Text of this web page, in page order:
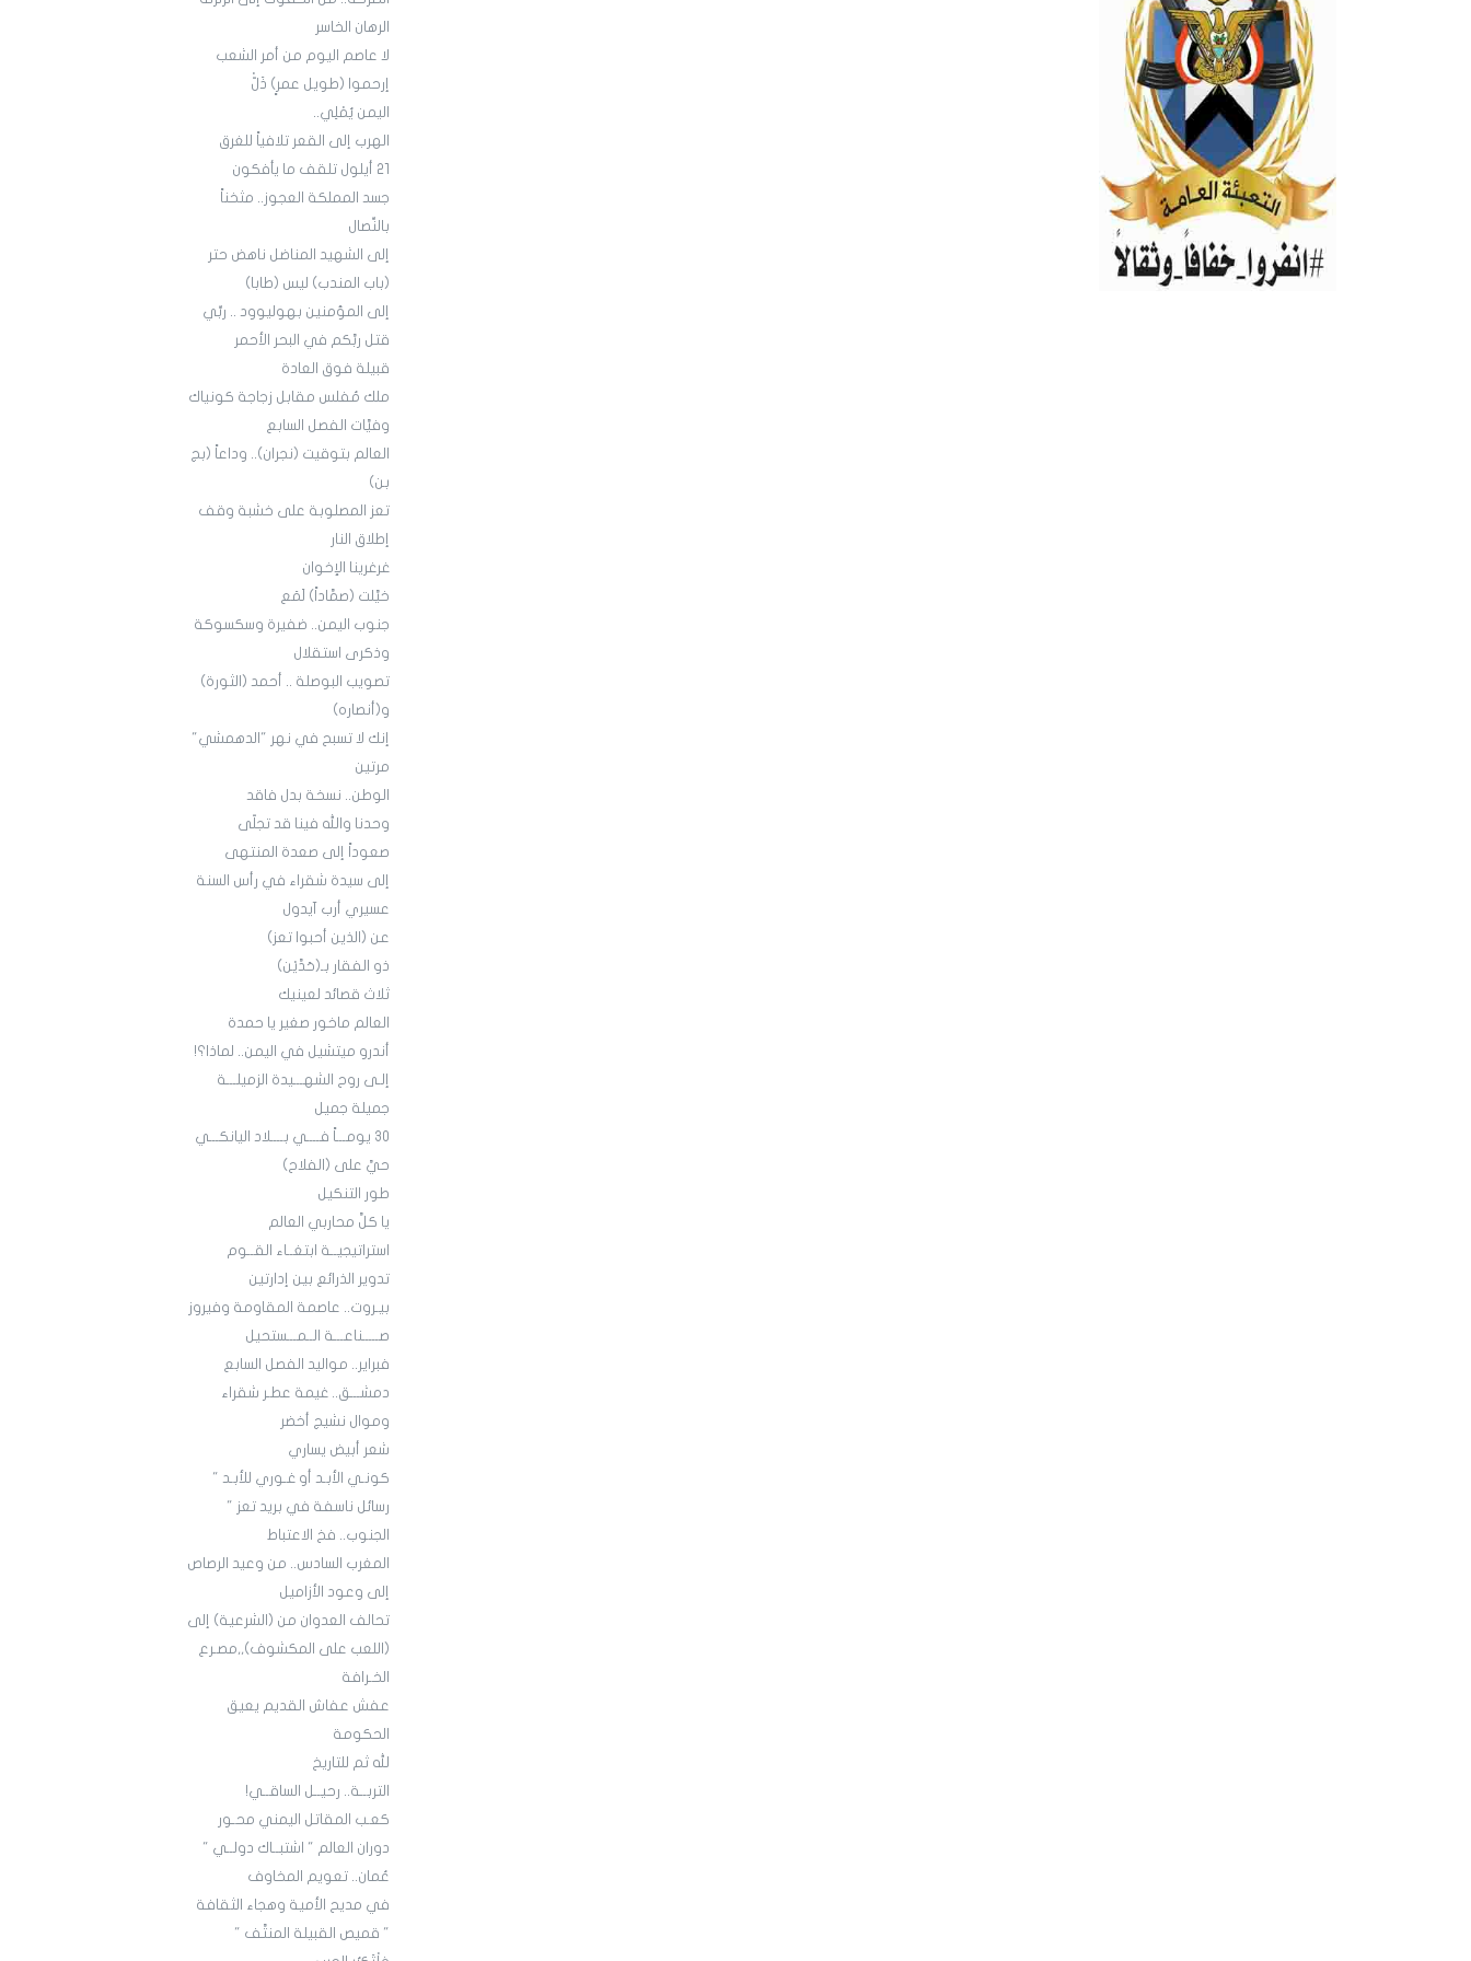
الرهان الخاسر
لا عاصم اليوم من أمر الشعب
إرحموا (طويل عمرٍ) ذَلّْ
اليمن يُمْلِي..
الهرب إلى القعر تلافياً للغرق
21 أيلول تلقف ما يأفكون
جسد المملكة العجوز.. مثخناً
بالنِّصال
إلى الشهيد المناضل ناهض حتر
(باب المندب) ليس (طابا)
إلى المؤمنين بهوليوود .. ربِّي
قتل ربَّكم في البحر الأحمر
قبيلة فوق العادة
ملك مُفلس مقابل زجاجة كونياك
وفيَّات الفصل السابع
العالم بتوقيت (نجران).. وداعاً (بج
بن)
تعز المصلوبة على خشبة وقف
إطلاق النار
غرغرينا الإخوان
خيَّلت (صمَّاداً) لَمَع
جنوب اليمن.. ضفيرة وسكسوكة
وذكرى استقلال
تصويب البوصلة .. أحمد (الثورة)
و(أنصاره)
إنك لا تسبح في نهر "الدهمشي"
مرتين
الوطن.. نسخة بدل فاقد
وحدنا والله فينا قد تجلّى
صعوداً إلى صعدة المنتهى
إلى سيدة شقراء في رأس السنة
عسيري أرب آيدول
عن (الذين أحبوا تعز)
ذو الفقار بـ(حَدَّيْن)
ثلاث قصائد لعينيك
العالم ماخور صغير يا حمدة
أندرو ميتشيل في اليمن.. لماذا؟!
إلـى روح الشهـــيدة الزميلـــة
جميلة جميل
30 يومـــاً فــــي بــــلاد اليانكـــي
حيَّ على (الفلاح)
طور التنكيل
يا كلَّ محاربي العالم
استراتيجيــة ابتغــاء القــوم
تدوير الذرائع بين إدارتين
بيـروت.. عاصمة المقاومة وفيروز
صـــــناعـــة الــمـــستحيل
فبراير.. مواليد الفصل السابع
دمشـــق.. غيمة عطـر شقراء
وموال نشيج أخضر
شعر أبيض يساري
كونـي الأبـد أو غـوري للأبـد "
رسائل ناسفة في بريد تعز "
الجنوب.. فخ الاعتباط
المغرب السادس.. من وعيد الرصاص
إلى وعود الأزاميل
تحالف العدوان من (الشرعية) إلى
(اللعب على المكشوف),,مصـرع
الخـرافة
عفش عفاش القديم يعيق
الحكومة
لله ثم للتاريخ
التربــة.. رحيــل الساقــي!
كعـب المقاتل اليمني محـور
دوران العالم " اشتبــاك دولــي "
عُمان.. تعويم المخاوف
في مديح الأمية وهجاء الثقافة
" قميص القبيلة المنتَّف "